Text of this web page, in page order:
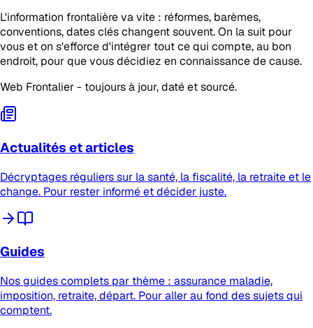
L'information frontalière va vite : réformes, barèmes,
conventions, dates clés changent souvent. On la suit pour
vous et on s'efforce d'intégrer tout ce qui compte, au bon
endroit, pour que vous décidiez en connaissance de cause.
Web Frontalier - toujours à jour, daté et sourcé.
Actualités et articles
Décryptages réguliers sur la santé, la fiscalité, la retraite et le
change. Pour rester informé et décider juste.
Guides
Nos guides complets par thème : assurance maladie,
imposition, retraite, départ. Pour aller au fond des sujets qui
comptent.